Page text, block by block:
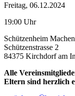
Freitag, 06.12.2024
19:00 Uhr
Schützenheim
Schützenstrasse 2
84375 Kirchdorf am
Alle
Eltern sind herzlich